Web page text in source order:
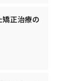
正治療の